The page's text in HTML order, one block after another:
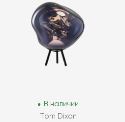
В наличии
Tom Dixon